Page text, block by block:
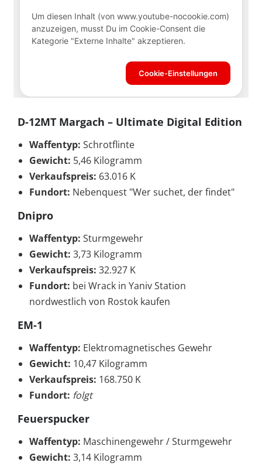
D-12MT Margach – Ultimate Digital Edition
Waffentyp: Schrotflinte
Gewicht: 5,46 Kilogramm
Verkaufspreis: 63.016 K
Fundort: Nebenquest "Wer suchet, der findet"
Dnipro
Waffentyp: Sturmgewehr
Gewicht: 3,73 Kilogramm
Verkaufspreis: 32.927 K
Fundort: bei Wrack in Yaniv Station
nordwestlich von Rostok kaufen
EM-1
Waffentyp: Elektromagnetisches Gewehr
Gewicht: 10,47 Kilogramm
Verkaufspreis: 168.750 K
Fundort: folgt
Feuerspucker
Waffentyp: Maschinengewehr / Sturmgewehr
Gewicht: 3,14 Kilogramm